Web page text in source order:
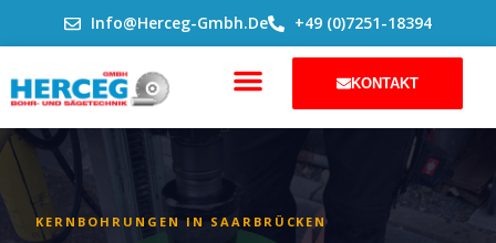
Info@herceg-Gmbh.de +49 (0)7251-18394
KONTAKT
KERNBOHRUNGEN IN SAARBRÜCKEN